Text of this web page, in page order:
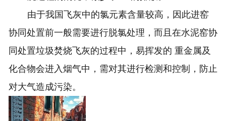
由于我国飞灰中的氯元素含量较高，因此进窑
协同处置前一般需要进行脱氯处理，而且在水泥窑协
同处置垃圾焚烧飞灰的过程中，易挥发的 重金属及
化合物会进入烟气中，需对其进行检测和控制，防止
对大气造成污染。